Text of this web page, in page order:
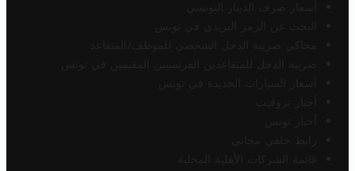
أسعار صرف الدينار التونسي
البحث عن الرمز البريدي في تونس
محاكي ضريبة الدخل الشخصي للموظف/المتقاعد
ضريبة الدخل للمتقاعدين الفرنسيين المقيمين في تونس
أسعار السيارات الجديدة في تونس
أخبار تروفيت
أخبار تونس
رابط خلفي مجاني
قائمة الشركات الأهلية المحلية